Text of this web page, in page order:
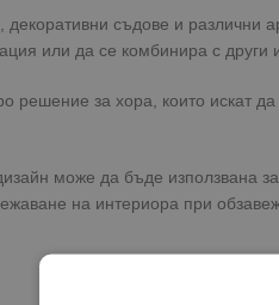
съдове и различни
или да се комбинира с други
решение за хора, които искат
може да бъде използвана
на интериора при